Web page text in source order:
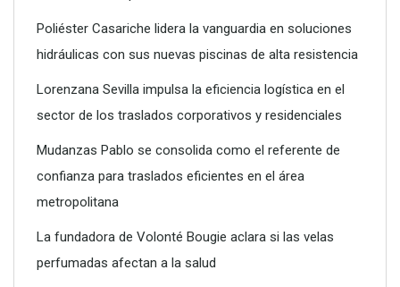
SPI Tecnologías reconoce la virtualización de servidores
como punto clave para la eficiencia y el crecimiento
empresarial
Poliéster Casariche lidera la vanguardia en soluciones
hidráulicas con sus nuevas piscinas de alta resistencia
Lorenzana Sevilla impulsa la eficiencia logística en el
sector de los traslados corporativos y residenciales
Mudanzas Pablo se consolida como el referente de
confianza para traslados eficientes en el área
metropolitana
La fundadora de Volonté Bougie aclara si las velas
perfumadas afectan a la salud